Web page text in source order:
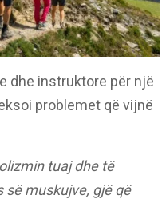
dhe instruktore për një
problemet që vijnë
tuaj dhe të
së muskujve, gjë që